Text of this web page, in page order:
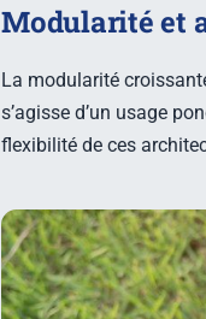
Modularité et
La modularité
s’agisse d’un usage
flexibilité de ces